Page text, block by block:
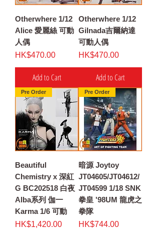
Otherwhere 1/12
Alice 愛麗絲 可動
人偶
Price
HK$470.00
Add to Cart
Otherwhere 1/12
Gilnada吉爾納達
可動人偶
Price
HK$470.00
Add to Cart
Pre Order
Beautiful
Chemistry x 深紅
G BC202518 白夜
Alba系列 伽一
Karma 1/6 可動
Price
HK$1,420.00
Pre Order
暗源 Joytoy
JT04605/JT04612/
JT04599 1/18 SNK
拳皇 '98UM 龍虎之
拳隊
Price
HK$744.00